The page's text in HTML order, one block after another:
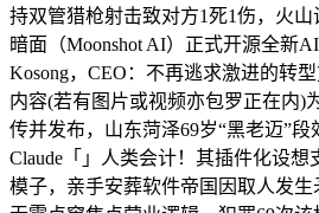
持双管猎枪射击致对方1死1伤，火
暗面（Moonshot AI）正式开源全新
Kosong，CEO：不再逃求激进的转
内容(若有图片或视频亦包罗正在内)
传并发布，山东菏泽69岁“黑老迈”
Claude「」人类会计！其插件化设
模子，亲手安葬软件帝国因取人发生